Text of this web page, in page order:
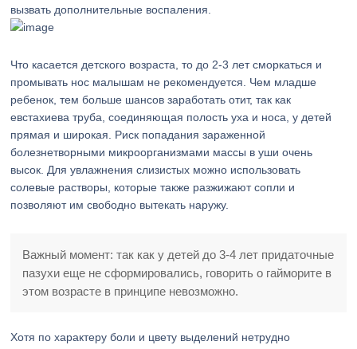
вызвать дополнительные воспаления.
Что касается детского возраста, то до 2-3 лет сморкаться и
промывать нос малышам не рекомендуется. Чем младше
ребенок, тем больше шансов заработать отит, так как
евстахиева труба, соединяющая полость уха и носа, у детей
прямая и широкая. Риск попадания зараженной
болезнетворными микроорганизмами массы в уши очень
высок. Для увлажнения слизистых можно использовать
солевые растворы, которые также разжижают сопли и
позволяют им свободно вытекать наружу.
Важный момент: так как у детей до 3-4 лет придаточные
пазухи еще не сформировались, говорить о гайморите в
этом возрасте в принципе невозможно.
Хотя по характеру боли и цвету выделений нетрудно